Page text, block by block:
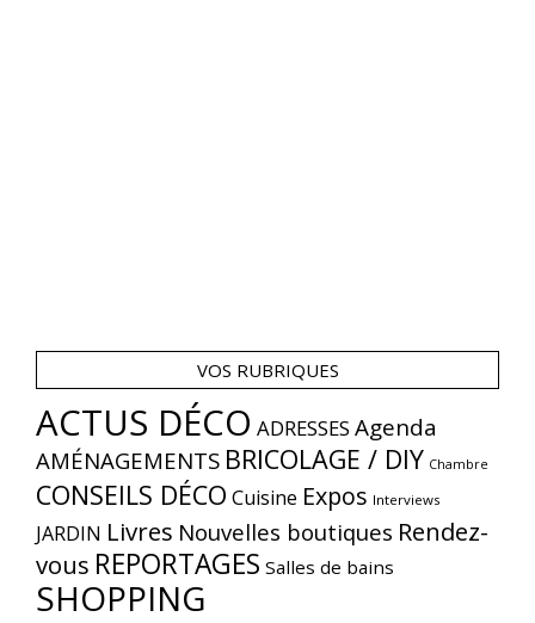
VOS RUBRIQUES
ACTUS DÉCO ADRESSES Agenda
AMÉNAGEMENTS BRICOLAGE / DIY Chambre
CONSEILS DÉCO Cuisine Expos Interviews
JARDIN Livres Nouvelles boutiques Rendez-
vous REPORTAGES Salles de bains
SHOPPING